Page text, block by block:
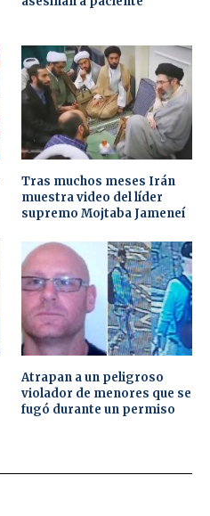
Tras muchos meses Irán
muestra video del líder
supremo Mojtaba Jameneí
Atrapan a un peligroso
violador de menores que se
fugó durante un permiso